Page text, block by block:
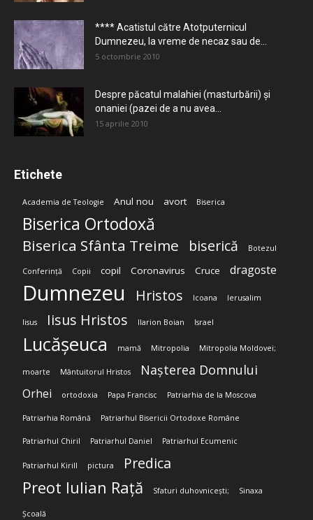
**** Acatistul către Atotputernicul
Dumnezeu, la vreme de necaz sau de...
5 octombrie 2010
Despre păcatul malahiei (masturbării) şi
onaniei (pazei de a nu avea...
15 aprilie 2010
Etichete
Academia de Teologie Anul nou avort Biserica
Biserica Ortodoxă
Biserica Sfânta Treime biserică Botezul
Conferință Copii copil Coronavirus Cruce dragoste
Dumnezeu Hristos Icoana Ierusalim
Iisus Iisus Hristos Ilarion Boian Israel
Lucășeuca mamă Mitropolia Mitropolia Moldovei;
moarte Mântuitorul Hristos Nașterea Domnului
Orhei ortodoxia Papa Francisc Patriarhia de la Moscova
Patriarhia Română Patriarhul Bisericii Ortodoxe Române
Patriarhul Chiril Patriarhul Daniel Patriarhul Ecumenic
Patriarhul Kirill pictura Predica
Preot Iulian Rață Sfaturi duhovnicești; Sinaxa
Școală